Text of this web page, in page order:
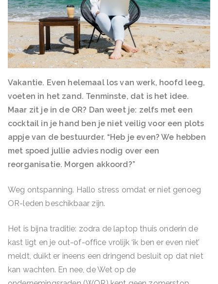
Vakantie. Even helemaal los van werk, hoofd leeg,
voeten in het zand. Tenminste, dat is het idee.
Maar zit je in de OR? Dan weet je: zelfs met een
cocktail in je hand ben je niet veilig voor een plots
appje van de bestuurder. “Heb je even? We hebben
met spoed jullie advies nodig over een
reorganisatie. Morgen akkoord?”
Weg ontspanning. Hallo stress omdat er niet genoeg
OR-leden beschikbaar zijn.
Het is bijna traditie: zodra de laptop thuis onderin de
kast ligt en je out-of-office vrolijk ‘ik ben er even niet’
meldt, duikt er ineens een dringend besluit op dat niet
kan wachten. En nee, de Wet op de